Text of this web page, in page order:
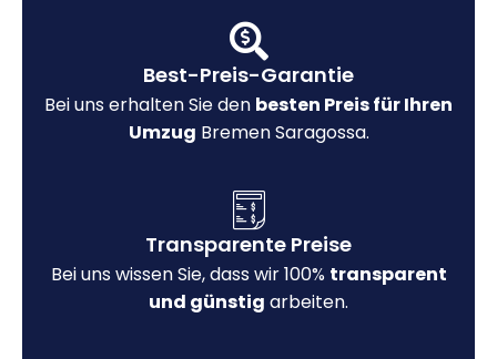
Best-Preis-Garantie
Bei uns erhalten Sie den besten Preis für Ihren
Umzug Bremen Saragossa.
Transparente Preise
Bei uns wissen Sie, dass wir 100% transparent
und günstig arbeiten.